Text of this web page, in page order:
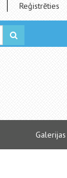
Reģistrēties
Galerijas